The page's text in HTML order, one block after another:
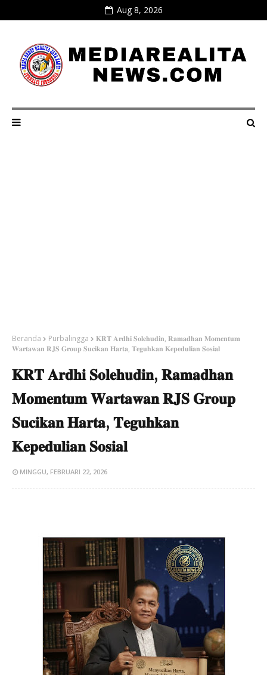
Aug 8, 2026
Beranda Purbalingga
​𝐊𝐑𝐓 𝐀𝐫𝐝𝐡𝐢 𝐒𝐨𝐥𝐞𝐡𝐮𝐝𝐢𝐧, 𝐑𝐚𝐦𝐚𝐝𝐡𝐚𝐧 𝐌𝐨𝐦𝐞𝐧𝐭𝐮𝐦
𝐖𝐚𝐫𝐭𝐚𝐰𝐚𝐧 𝐑𝐉𝐒 𝐆𝐫𝐨𝐮𝐩 𝐒𝐮𝐜𝐢𝐤𝐚𝐧 𝐇𝐚𝐫𝐭𝐚, 𝐓𝐞𝐠𝐮𝐡𝐤𝐚𝐧 𝐊𝐞𝐩𝐞𝐝𝐮𝐥𝐢𝐚𝐧 𝐒𝐨𝐬𝐢𝐚𝐥
​𝐊𝐑𝐓 𝐀𝐫𝐝𝐡𝐢 𝐒𝐨𝐥𝐞𝐡𝐮𝐝𝐢𝐧, 𝐑𝐚𝐦𝐚𝐝𝐡𝐚𝐧
𝐌𝐨𝐦𝐞𝐧𝐭𝐮𝐦 𝐖𝐚𝐫𝐭𝐚𝐰𝐚𝐧 𝐑𝐉𝐒 𝐆𝐫𝐨𝐮𝐩
𝐒𝐮𝐜𝐢𝐤𝐚𝐧 𝐇𝐚𝐫𝐭𝐚, 𝐓𝐞𝐠𝐮𝐡𝐤𝐚𝐧
𝐊𝐞𝐩𝐞𝐝𝐮𝐥𝐢𝐚𝐧 𝐒𝐨𝐬𝐢𝐚𝐥
MINGGU, FEBRUARI 22, 2026